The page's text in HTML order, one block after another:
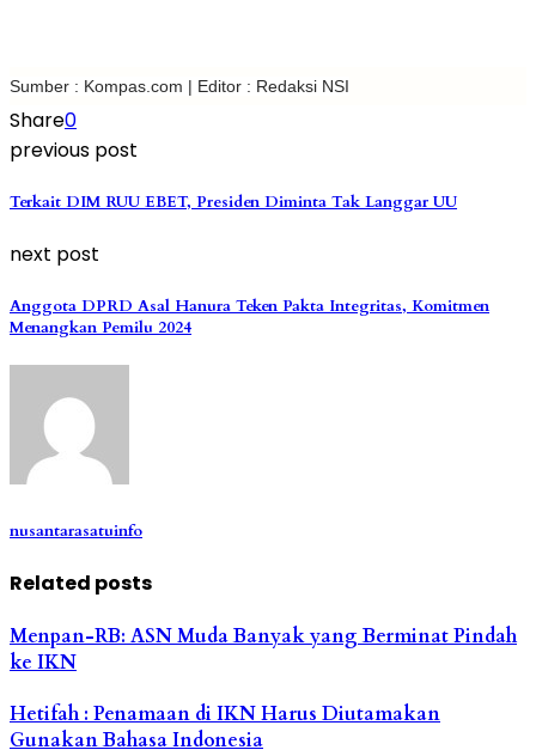
Sumber : Kompas.com | Editor : Redaksi NSI
Share0
previous post
Terkait DIM RUU EBET, Presiden Diminta Tak Langgar UU
next post
Anggota DPRD Asal Hanura Teken Pakta Integritas, Komitmen
Menangkan Pemilu 2024
nusantarasatuinfo
Related posts
Menpan-RB: ASN Muda Banyak yang Berminat Pindah
ke IKN
Hetifah : Penamaan di IKN Harus Diutamakan
Gunakan Bahasa Indonesia